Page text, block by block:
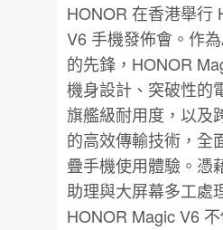
HONOR 在香港舉行
V6 手機發佈會。作
的先鋒，HONOR
機身設計、突破性的
旗艦級耐用度，以及
的高效傳輸技術，全
疊手機使用體驗。憑
助理與大屏幕多工處
HONOR Magic V6